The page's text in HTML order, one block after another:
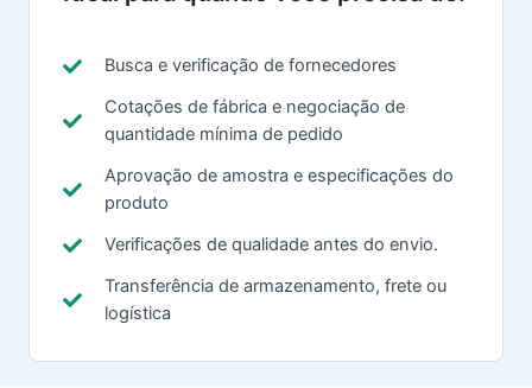
Busca e verificação de fornecedores
Cotações de fábrica e negociação de
quantidade mínima de pedido
Aprovação de amostra e especificações do
produto
Verificações de qualidade antes do envio.
Transferência de armazenamento, frete ou
logística